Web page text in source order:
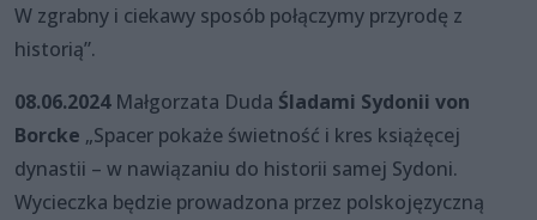
W zgrabny i ciekawy sposób połączymy przyrodę z
historią”.
08.06.2024 Małgorzata Duda Śladami Sydonii von
Borcke „Spacer pokaże świetność i kres książęcej
dynastii – w nawiązaniu do historii samej Sydoni.
Wycieczka będzie prowadzona przez polskojęzyczną